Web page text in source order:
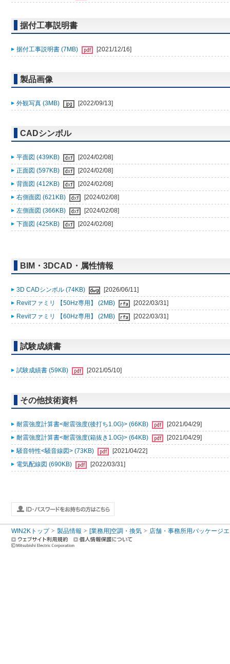
据付工事説明書
据付工事説明書 (7MB) [2021/12/16]
製品画像
外観写真 (3MB) [2022/09/13]
CADシンボル
平面図 (439KB)
[2024/02/08]
正面図 (597KB)
[2024/02/08]
背面図 (412KB)
[2024/02/08]
右側面図 (621KB)
[2024/02/08]
左側面図 (366KB)
[2024/02/08]
下面図 (425KB)
[2024/02/08]
BIM・3DCAD・属性情報
3D CADシンボル (74KB)
[2026/06/11]
Revitファミリ 【50Hz専用】 (2MB)
[2022/03/31]
Revitファミリ 【60Hz専用】 (2MB)
[2022/03/31]
試験成績書
試験成績書 (59KB) [2021/05/10]
その他技術資料
耐震強度計算書<耐震強度(後打ち1.0G)> (66KB)
[2021/04/29]
耐震強度計算書<耐震強度(箱抜き1.0G)> (64KB)
[2021/04/29]
騒音特性<騒音線図> (73KB)
[2021/04/22]
電気配線図 (690KB)
[2022/03/31]
WIN2Kトップ 製品情報 [業務用]空調・換気 店舗・事務所用パッケージ